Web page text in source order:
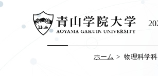
ホーム 物理科学科